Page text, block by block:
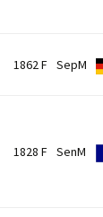
1862 F SepM
1828 F SenM